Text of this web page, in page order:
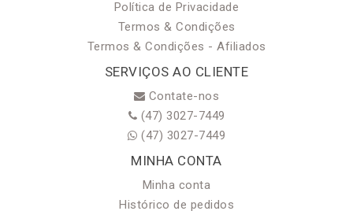
Política de Privacidade
Termos & Condições
Termos & Condições - Afiliados
SERVIÇOS AO CLIENTE
Contate-nos
(47) 3027-7449
(47) 3027-7449
MINHA CONTA
Minha conta
Histórico de pedidos